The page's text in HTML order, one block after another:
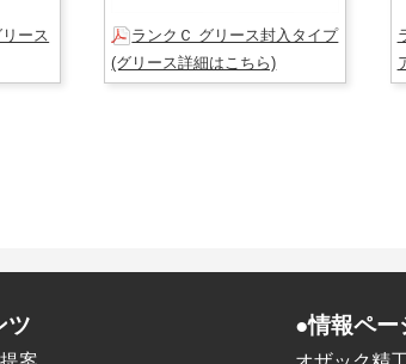
ース
ランクＣ グリース封入タイプ
(グリース詳細はこちら)
ツ ●情報ペー